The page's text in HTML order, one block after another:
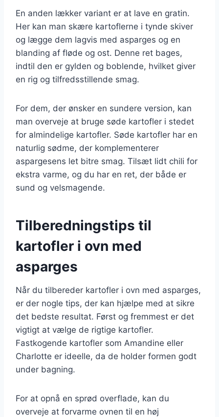
En anden lækker variant er at lave en gratin.
Her kan man skære kartoflerne i tynde skiver
og lægge dem lagvis med asparges og en
blanding af fløde og ost. Denne ret bages,
indtil den er gylden og boblende, hvilket giver
en rig og tilfredsstillende smag.
For dem, der ønsker en sundere version, kan
man overveje at bruge søde kartofler i stedet
for almindelige kartofler. Søde kartofler har en
naturlig sødme, der komplementerer
aspargesens let bitre smag. Tilsæt lidt chili for
ekstra varme, og du har en ret, der både er
sund og velsmagende.
Tilberedningstips til
kartofler i ovn med
asparges
Når du tilbereder kartofler i ovn med asparges,
er der nogle tips, der kan hjælpe med at sikre
det bedste resultat. Først og fremmest er det
vigtigt at vælge de rigtige kartofler.
Fastkogende kartofler som Amandine eller
Charlotte er ideelle, da de holder formen godt
under bagning.
For at opnå en sprød overflade, kan du
overveje at forvarme ovnen til en høj